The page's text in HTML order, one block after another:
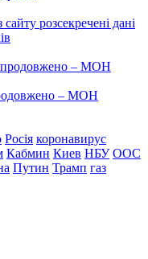
розсекречені дані
– МОН
Росія коронавирус
Кабмин Киев НБУ ООС
Путин Трамп газ